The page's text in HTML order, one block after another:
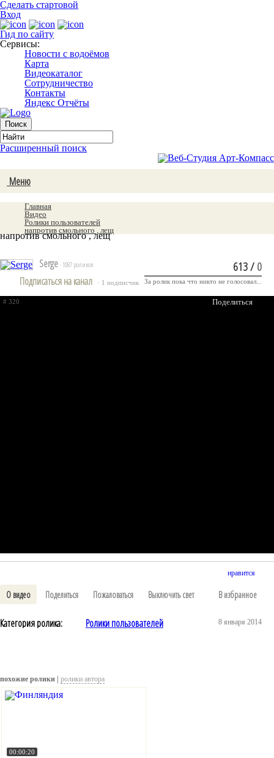
Сделать стартовой
Вход
Гид по сайту
Сервисы:
Новости с водоёмов
Карта
Видеокаталог
Сотрудничество
Контакты
Яндекс Отчёты
Расширенный поиск
Меню
Главная
Видео
Ролики пользователей
напротив смольного , лещ
напротив смольного , лещ
Serge · 1087 роликов
Подписаться на канал · 1 подписчик
# 320 Поделиться
613/0
За ролик пока что никто не голосовал...
нравится
О видео Поделиться Пожаловаться Выключить свет В избранное
Категория ролика: Ролики пользователей 8 января 2014
похожие ролики | ролики автора
00:00:20